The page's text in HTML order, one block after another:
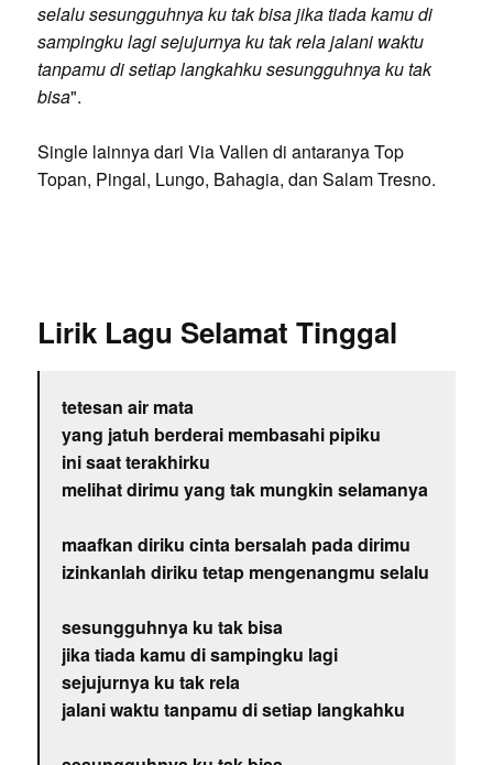
selalu sesungguhnya ku tak bisa jika tiada kamu di
sampingku lagi sejujurnya ku tak rela jalani waktu
tanpamu di setiap langkahku sesungguhnya ku tak
bisa".
Single lainnya dari Via Vallen di antaranya Top
Topan, Pingal, Lungo, Bahagia, dan Salam Tresno.
Lirik Lagu Selamat Tinggal
tetesan air mata
yang jatuh berderai membasahi pipiku
ini saat terakhirku
melihat dirimu yang tak mungkin selamanya
maafkan diriku cinta bersalah pada dirimu
izinkanlah diriku tetap mengenangmu selalu
sesungguhnya ku tak bisa
jika tiada kamu di sampingku lagi
sejujurnya ku tak rela
jalani waktu tanpamu di setiap langkahku